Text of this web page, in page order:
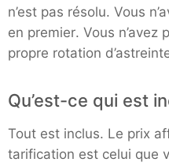
n’est pas résolu. Vous
en premier. Vous n’avez
propre rotation
Qu’est-ce qui est
Tout est inclus. Le prix
tarification est celui que